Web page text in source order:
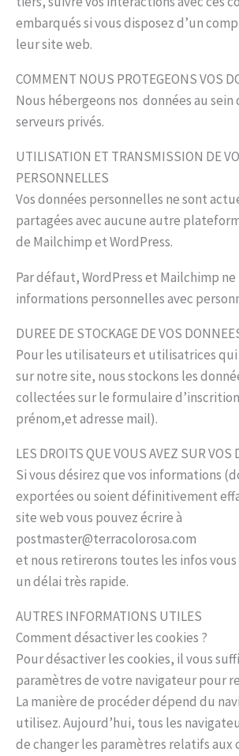
embarqués si vous disposez d’un
leur site web.
COMMENT NOUS PROTEGEONS VOS
Nous hébergeons nos données au sein
serveurs privés.
UTILISATION ET TRANSMISSION DE
PERSONNELLES
Vos données personnelles ne sont
partagées avec aucune autre
de Mailchimp et WordPress.
Par défaut, WordPress et Mailchimp
informations personnelles avec
DUREE DE STOCKAGE DE VOS
Pour les utilisateurs et utilisatrices qui
sur notre site, nous stockons les
collectées sur le formulaire
prénom,et adresse mail).
LES DROITS QUE VOUS AVEZ SUR VOS
Si vous désirez que vos informations
exportées ou soient définitivement
site web vous pouvez écrire à
postmaster@terracolorosa.com
et nous retirerons toutes les infos
un délai très rapide.
AUTRES INFORMATIONS UTILES
Comment désactiver les cookies ?
Pour désactiver les cookies, il vous
paramètres de votre navigateur pour
La manière de procéder dépend du
utilisez. Aujourd’hui, tous les
de changer les paramètres relatifs aux